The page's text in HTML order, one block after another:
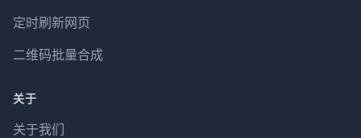
定时刷新网页
二维码批量合成
关于
关于我们